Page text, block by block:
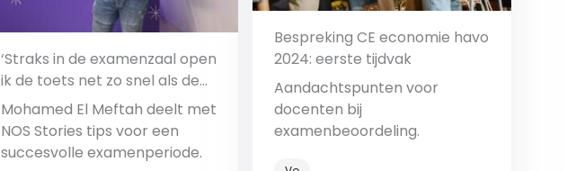
‘Straks in de examenzaal open
ik de toets net zo snel als de
leerlingen!’
Mohamed El Meftah deelt met
NOS Stories tips voor een
succesvolle examenperiode.
Bespreking CE economie havo
2024: eerste tijdvak
Aandachtspunten voor
docenten bij
examenbeoordeling.